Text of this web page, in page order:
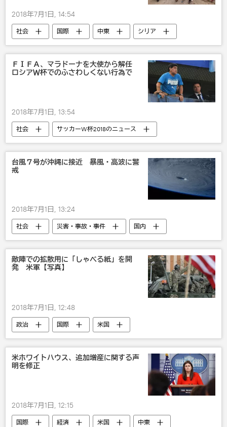
2018年7月1日, 14:54
社会 国際 中東 シリア
ＦＩＦＡ、マラドーナを大使から解任
ロシアＷ杯でのふさわしくない行為で
2018年7月1日, 13:54
社会
サッカーW杯2018のニュース
サッカーW杯2018
国際
スポーツ
アルゼンチン
サッカー
台風７号が沖縄に接近 暴風・高波に警
戒
2018年7月1日, 13:24
社会 災害・事故・事件
国内
台風
敵陣での拡散用に「しゃべる紙」を開
発 米軍【写真】
2018年7月1日, 12:48
政治 国際
米国
アメリカ軍
武器・兵器
米ホワイトハウス、追加増産に関する声
明を修正
2018年7月1日, 12:15
国際 経済 米国
中東